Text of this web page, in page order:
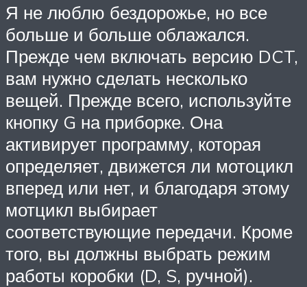
Я не люблю бездорожье, но все
больше и больше облажался.
Прежде чем включать версию DCT,
вам нужно сделать несколько
вещей. Прежде всего, используйте
кнопку G на приборке. Она
активирует программу, которая
определяет, движется ли мотоцикл
вперед или нет, и благодаря этому
мотцикл выбирает
соответствующие передачи. Кроме
того, вы должны выбрать режим
работы коробки (D, S, ручной).